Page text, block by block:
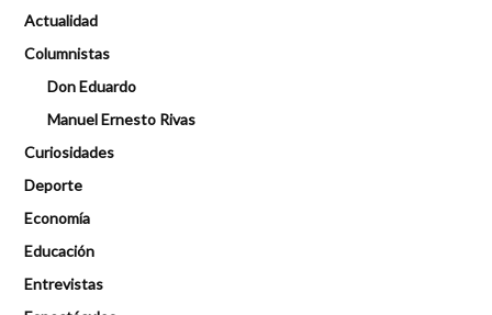
Actualidad
Columnistas
Don Eduardo
Manuel Ernesto Rivas
Curiosidades
Deporte
Economía
Educación
Entrevistas